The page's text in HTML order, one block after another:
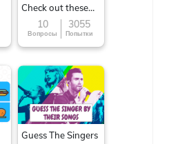
Check out these
Famous cuisines
around the World
10
Вопросы
3055
Попытки
Guess The Singers